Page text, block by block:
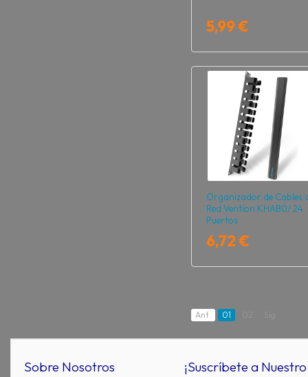
5,99 €
Organizador de Cables
Red Vention KHAB0/ 24
Puertos
6,72 €
Ant. 01
Sobre Nosotros ¡Suscríbete a